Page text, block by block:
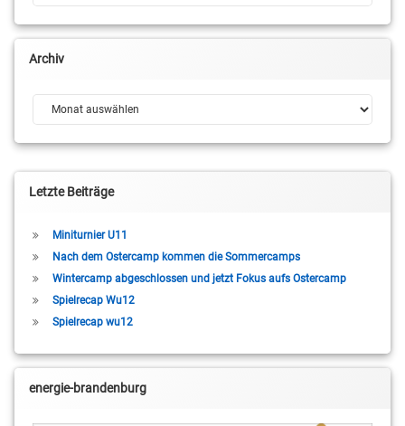
Archiv
Archiv
Letzte Beiträge
Miniturnier U11
Nach dem Ostercamp kommen die Sommercamps
Wintercamp abgeschlossen und jetzt Fokus aufs Ostercamp
Spielrecap Wu12
Spielrecap wu12
energie-brandenburg